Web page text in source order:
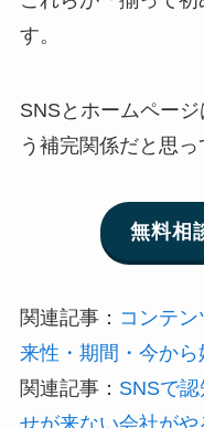
す。
SNSとホームペー
う補完関係だと思っ
無料相
関連記事： コンテ
来性・期間・今か
関連記事： SNSで